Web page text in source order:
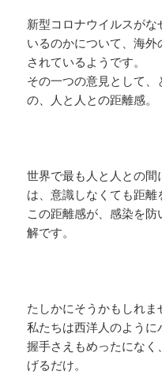
新型コロナウイルスが
いるのかについて、海
されているようです。
その一つの意見として
の、人と人との距離感。
世界で最も人と人との
は、意識しなくても距離
この距離感が、感染を
解です。
たしかにそうかもしれま
私たちは西洋人のように
握手さえもめったにな
げるだけ。